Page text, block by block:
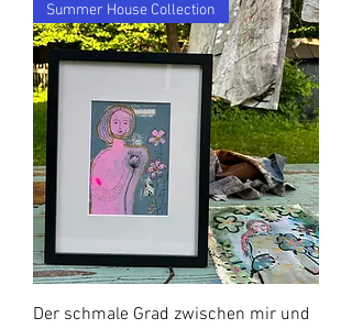
Summer House Collection
Der schmale Grad zwischen mir und